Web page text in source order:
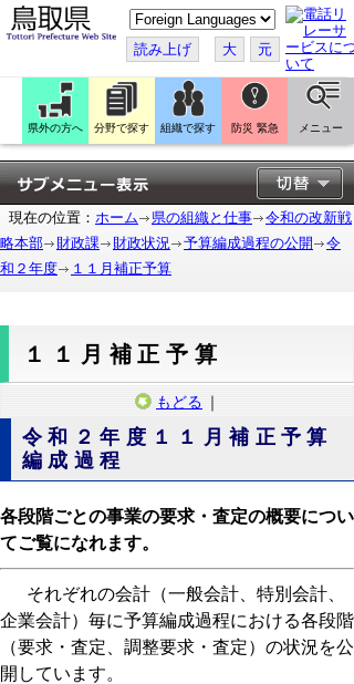
こ
の
ペ
ー
ジ
翻
訳
す
る
読み上げ 大 元
県外の方へ 分野で探す 組織で探す 防災 緊急 メニュー
現在の位置： ホーム 県の組織と仕事
令和の改新戦
略本部
財政課 財政状況 予算編成過程の公開
令
和２年度
１１月補正予算
１１月補正予算
もどる ｜
令和２年度１１月補正予算
編成過程
各段階ごとの事業の要求・査定の概要につい
てご覧になれます。
それぞれの会計（一般会計、特別会計、
企業会計）毎に予算編成過程における各段階
（要求・査定、調整要求・査定）の状況を公
開しています。